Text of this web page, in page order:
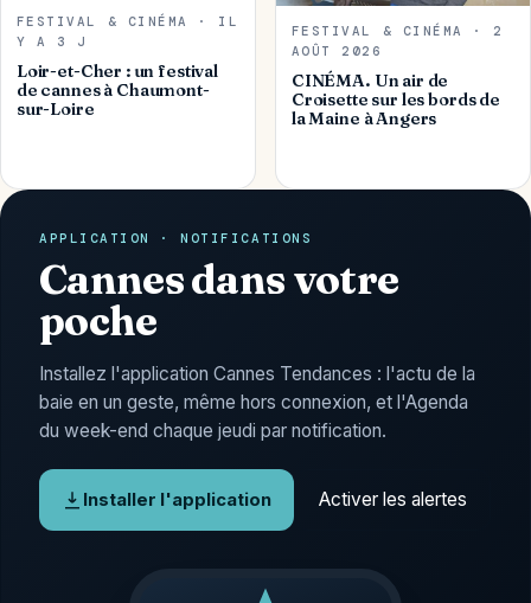
FESTIVAL & CINÉMA · IL
Y A 3 J
Loir-et-Cher : un festival
de cannes à Chaumont-
sur-Loire
FESTIVAL & CINÉMA · 2
AOÛT 2026
CINÉMA. Un air de
Croisette sur les bords de
la Maine à Angers
APPLICATION · NOTIFICATIONS
Cannes dans votre
poche
Installez l'application Cannes Tendances : l'actu de la
baie en un geste, même hors connexion, et l'Agenda
du week-end chaque jeudi par notification.
Installer l'application Activer les alertes